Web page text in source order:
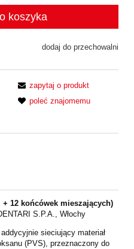
koszyka
dodaj do przechowalni
zapytaj o produkt
poleć znajomemu
12 końcówek mieszających)
S.P.A., Włochy
sieciujący materiał
(PVS), przeznaczony do